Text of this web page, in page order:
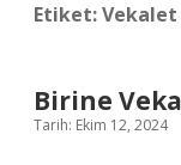
Etiket:
Birine
Tarih: Ekim 12, 2024